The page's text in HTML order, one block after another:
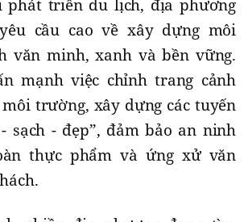
phát triển du lịch, địa phương
cầu cao về xây dựng môi
văn minh, xanh và bền vững.
mạnh việc chỉnh trang cảnh
trường, xây dựng các tuyến
sạch - đẹp”, đảm bảo an ninh
thực phẩm và ứng xử văn